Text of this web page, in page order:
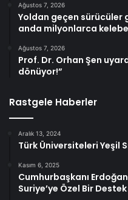
Ağustos 7, 2026
Yoldan geçen sürücüler
anda milyonlarca
Ağustos 7, 2026
Prof. Dr. Orhan Şen
dönüyor!”
Rastgele Haberler
Aralık 13, 2024
Türk Üniversiteleri Yeşil
Kasım 6, 2025
Cumhurbaşkanı
Suriye’ye Özel Bir